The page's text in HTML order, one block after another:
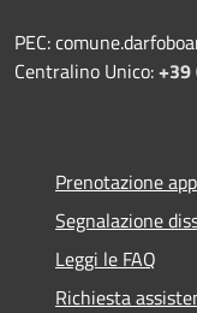
PEC:
Centralino Unico:+39
Prenotazione
Segnalazione
Leggi le FAQ
Richiesta